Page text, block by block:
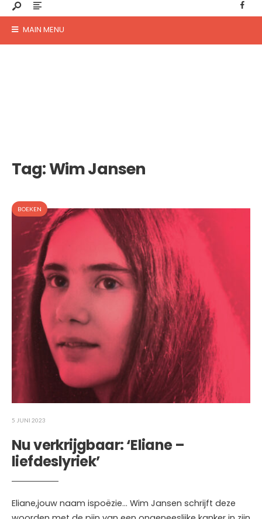
MAIN MENU
Tag:Wim Jansen
BOEKEN
5 JUNI 2023
Nu verkrijgbaar: ‘Eliane –
liefdeslyriek’
Eliane,jouw naam ispoëzie… Wim Jansen schrijft deze